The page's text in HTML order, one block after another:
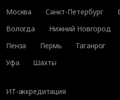
Москва
Санкт-Петербург
Вологда
Нижний Новгород
Пенза
Пермь Таганрог
Уфа
Шахты
ИТ-аккредитация